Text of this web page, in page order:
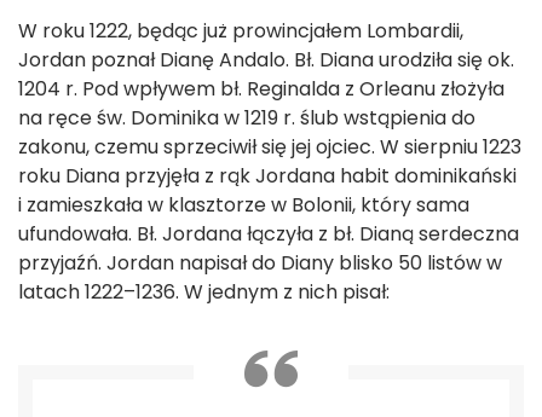
W roku 1222, będąc już prowincjałem Lombardii,
Jordan poznał Dianę Andalo. Bł. Diana urodziła się ok.
1204 r. Pod wpływem bł. Reginalda z Orleanu złożyła
na ręce św. Dominika w 1219 r. ślub wstąpienia do
zakonu, czemu sprzeciwił się jej ojciec. W sierpniu 1223
roku Diana przyjęła z rąk Jordana habit dominikański
i zamieszkała w klasztorze w Bolonii, który sama
ufundowała. Bł. Jordana łączyła z bł. Dianą serdeczna
przyjaźń. Jordan napisał do Diany blisko 50 listów w
latach 1222–1236. W jednym z nich pisał: